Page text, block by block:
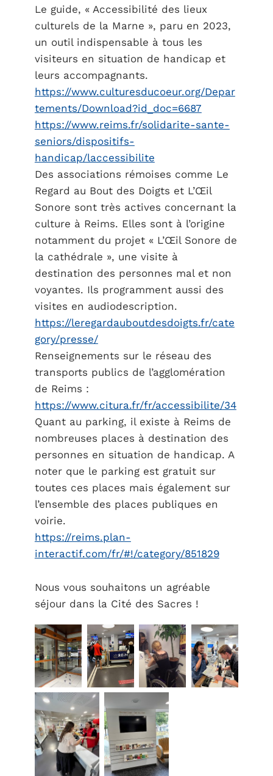
Le guide, « Accessibilité des lieux
culturels de la Marne », paru en 2023,
un outil indispensable à tous les
visiteurs en situation de handicap et
leurs accompagnants.
https://www.culturesducoeur.org/Depar
tements/Download?id_doc=6687
https://www.reims.fr/solidarite-sante-
seniors/dispositifs-
handicap/laccessibilite
Des associations rémoises comme Le
Regard au Bout des Doigts et L’Œil
Sonore sont très actives concernant la
culture à Reims. Elles sont à l’origine
notamment du projet « L’Œil Sonore de
la cathédrale », une visite à
destination des personnes mal et non
voyantes. Ils programment aussi des
visites en audiodescription.
https://leregardauboutdesdoigts.fr/cate
gory/presse/
Renseignements sur le réseau des
transports publics de l’agglomération
de Reims :
https://www.citura.fr/fr/accessibilite/34
Quant au parking, il existe à Reims de
nombreuses places à destination des
personnes en situation de handicap. A
noter que le parking est gratuit sur
toutes ces places mais également sur
l’ensemble des places publiques en
voirie.
https://reims.plan-
interactif.com/fr/#!/category/851829
Nous vous souhaitons un agréable
séjour dans la Cité des Sacres !